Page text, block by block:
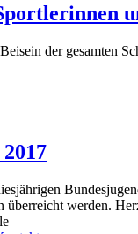
der gesamten
überreicht werden.